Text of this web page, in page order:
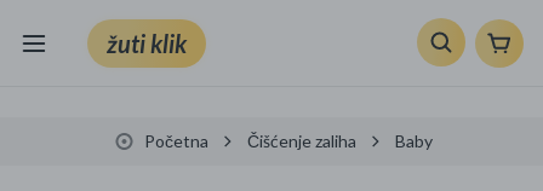
žuti klik
Početna Čišćenje zaliha Baby